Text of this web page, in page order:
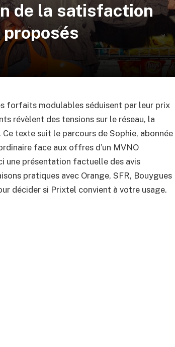
de la satisfaction
forfaits modulables séduisent par leur prix
révèlent des tensions sur le réseau, la
texte suit le parcours de Sophie, abonnée
face aux offres d’un MVNO
une présentation factuelle des avis
pratiques avec Orange, SFR, Bouygues
décider si Prixtel convient à votre usage.